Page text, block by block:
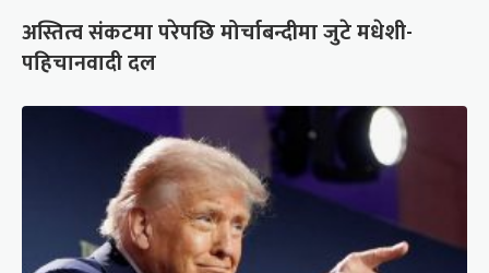
अस्तित्व संकटमा परेपछि मोर्चाबन्दीमा जुटे मधेशी-
पहिचानवादी दल